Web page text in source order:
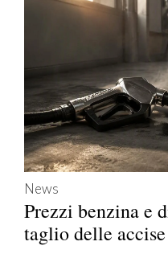
News
Prezzi benzina e
taglio delle accise